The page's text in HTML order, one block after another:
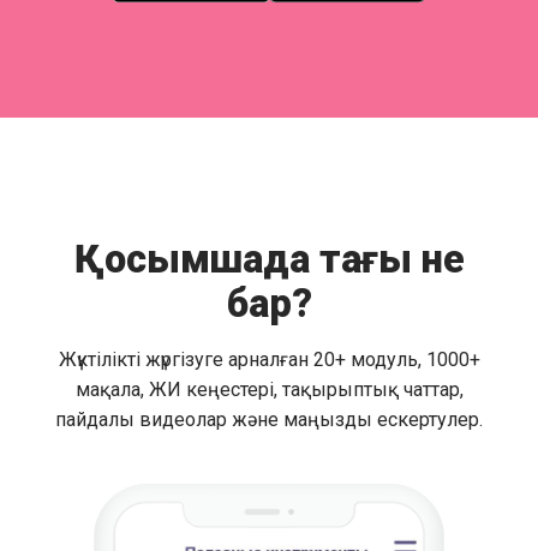
Қосымшада тағы не
бар?
Жүктілікті жүргізуге арналған 20+ модуль, 1000+
мақала, ЖИ кеңестері, тақырыптық чаттар,
пайдалы видеолар және маңызды ескертулер.